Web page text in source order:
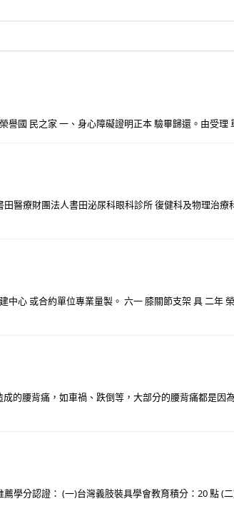
國 民之家 一、身心障礙證明正本 驗畢歸還。由受理
醫療財團法人書田泌尿科眼科診所 復健科及物理治
心 或合約單位專業量製。 六一 膝關節支架 具 二年
的腰背痛，如車禍、跌倒等，大部分的腰背痛都是因
學分認證： (一)台灣義肢裝具學會教育積分：20 點 (